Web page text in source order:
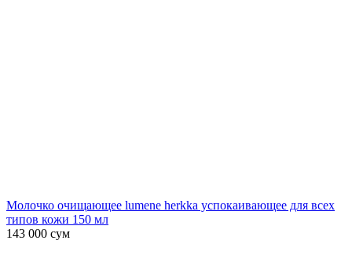
Молочко очищающее lumene herkka успокаивающее для всех
типов кожи 150 мл
143 000 сум